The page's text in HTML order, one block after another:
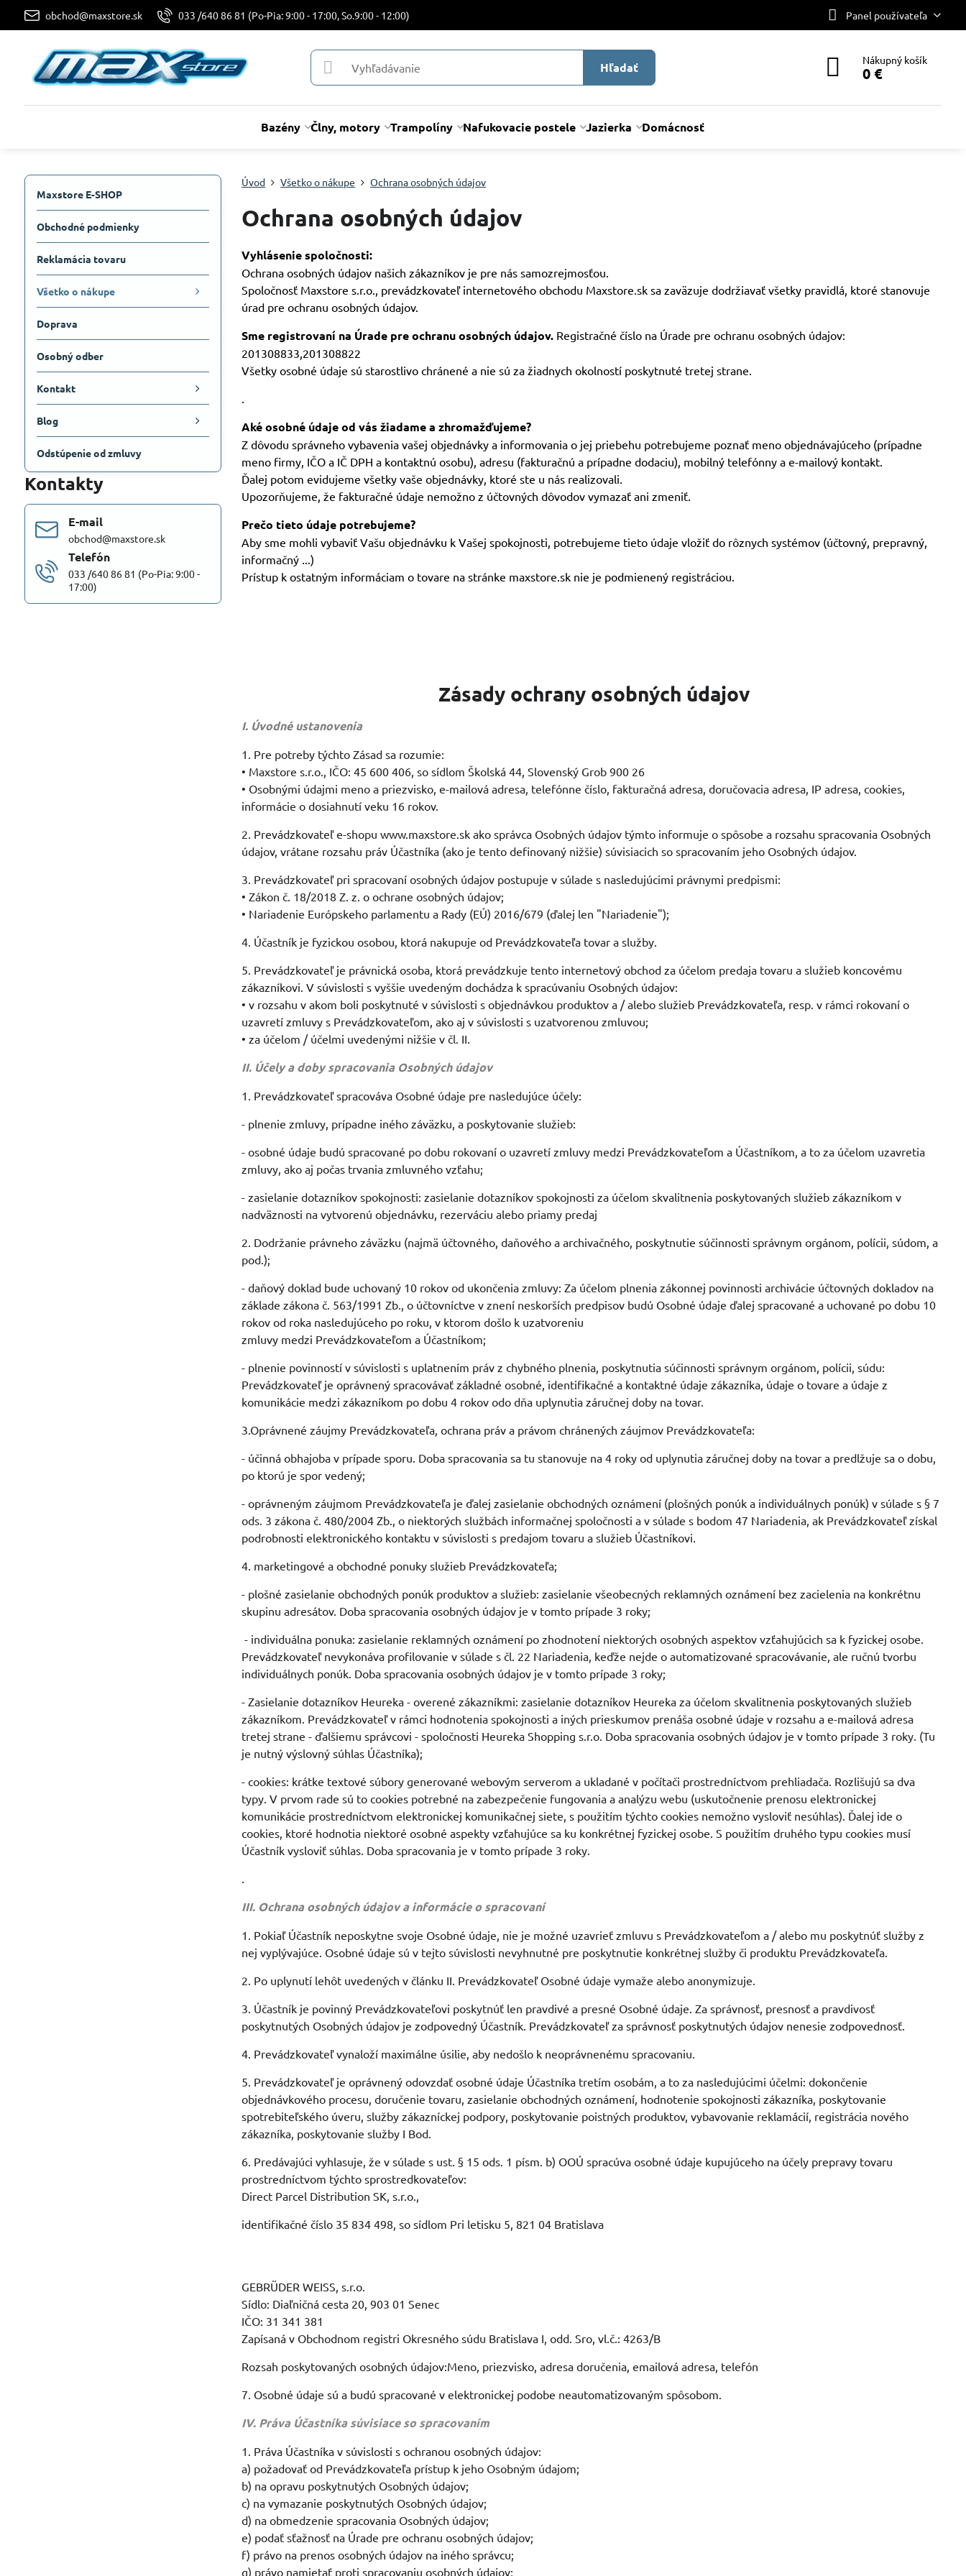
obchod@maxstore.sk 033 /640 86 81 (Po-Pia: 9:00 - 17:00, So.9:00 - 12:00) Panel používateľa
Hľadať Nákupný košík
0 €
Bazény Člny, motory Trampolíny Nafukovacie postele Jazierka Domácnosť
Úvod Všetko o nákupe Ochrana osobných údajov
Ochrana osobných údajov
Vyhlásenie spoločnosti:
Ochrana osobných údajov našich zákazníkov je pre nás samozrejmosťou.
Spoločnosť Maxstore s.r.o., prevádzkovateľ internetového obchodu Maxstore.sk sa zaväzuje dodržiavať všetky pravidlá, ktoré stanovuje
úrad pre ochranu osobných údajov.
Sme registrovaní na Úrade pre ochranu osobných údajov. Registračné číslo na Úrade pre ochranu osobných údajov:
201308833,201308822
Všetky osobné údaje sú starostlivo chránené a nie sú za žiadnych okolností poskytnuté tretej strane.
.
Aké osobné údaje od vás žiadame a zhromažďujeme?
Z dôvodu správneho vybavenia vašej objednávky a informovania o jej priebehu potrebujeme poznať meno objednávajúceho (prípadne
meno firmy, IČO a IČ DPH a kontaktnú osobu), adresu (fakturačnú a prípadne dodaciu), mobilný telefónny a e-mailový kontakt.
Ďalej potom evidujeme všetky vaše objednávky, ktoré ste u nás realizovali.
Upozorňujeme, že fakturačné údaje nemožno z účtovných dôvodov vymazať ani zmeniť.
Prečo tieto údaje potrebujeme?
Aby sme mohli vybaviť Vašu objednávku k Vašej spokojnosti, potrebujeme tieto údaje vložiť do rôznych systémov (účtovný, prepravný,
informačný ...)
Prístup k ostatným informáciam o tovare na stránke maxstore.sk nie je podmienený registráciou.
Zásady ochrany osobných údajov
I. Úvodné ustanovenia
1. Pre potreby týchto Zásad sa rozumie:
• Maxstore s.r.o., IČO: 45 600 406, so sídlom Školská 44, Slovenský Grob 900 26
• Osobnými údajmi meno a priezvisko, e-mailová adresa, telefónne číslo, fakturačná adresa, doručovacia adresa, IP adresa, cookies,
informácie o dosiahnutí veku 16 rokov.
2. Prevádzkovateľ e-shopu www.maxstore.sk ako správca Osobných údajov týmto informuje o spôsobe a rozsahu spracovania Osobných
údajov, vrátane rozsahu práv Účastníka (ako je tento definovaný nižšie) súvisiacich so spracovaním jeho Osobných údajov.
3. Prevádzkovateľ pri spracovaní osobných údajov postupuje v súlade s nasledujúcimi právnymi predpismi:
• Zákon č. 18/2018 Z. z. o ochrane osobných údajov;
• Nariadenie Európskeho parlamentu a Rady (EÚ) 2016/679 (ďalej len "Nariadenie");
4. Účastník je fyzickou osobou, ktorá nakupuje od Prevádzkovateľa tovar a služby.
5. Prevádzkovateľ je právnická osoba, ktorá prevádzkuje tento internetový obchod za účelom predaja tovaru a služieb koncovému
zákazníkovi. V súvislosti s vyššie uvedeným dochádza k spracúvaniu Osobných údajov:
• v rozsahu v akom boli poskytnuté v súvislosti s objednávkou produktov a / alebo služieb Prevádzkovateľa, resp. v rámci rokovaní o
uzavretí zmluvy s Prevádzkovateľom, ako aj v súvislosti s uzatvorenou zmluvou;
• za účelom / účelmi uvedenými nižšie v čl. II.
II. Účely a doby spracovania Osobných údajov
1. Prevádzkovateľ spracováva Osobné údaje pre nasledujúce účely:
- plnenie zmluvy, prípadne iného záväzku, a poskytovanie služieb:
- osobné údaje budú spracované po dobu rokovaní o uzavretí zmluvy medzi Prevádzkovateľom a Účastníkom, a to za účelom uzavretia
zmluvy, ako aj počas trvania zmluvného vzťahu;
- zasielanie dotazníkov spokojnosti: zasielanie dotazníkov spokojnosti za účelom skvalitnenia poskytovaných služieb zákazníkom v
nadväznosti na vytvorenú objednávku, rezerváciu alebo priamy predaj
2. Dodržanie právneho záväzku (najmä účtovného, daňového a archivačného, poskytnutie súčinnosti správnym orgánom, polícii, súdom, a
pod.);
- daňový doklad bude uchovaný 10 rokov od ukončenia zmluvy: Za účelom plnenia zákonnej povinnosti archivácie účtovných dokladov na
základe zákona č. 563/1991 Zb., o účtovníctve v znení neskorších predpisov budú Osobné údaje ďalej spracované a uchované po dobu 10
rokov od roka nasledujúceho po roku, v ktorom došlo k uzatvoreniu
zmluvy medzi Prevádzkovateľom a Účastníkom;
- plnenie povinností v súvislosti s uplatnením práv z chybného plnenia, poskytnutia súčinnosti správnym orgánom, polícii, súdu:
Prevádzkovateľ je oprávnený spracovávať základné osobné, identifikačné a kontaktné údaje zákazníka, údaje o tovare a údaje z
komunikácie medzi zákazníkom po dobu 4 rokov odo dňa uplynutia záručnej doby na tovar.
3.Oprávnené záujmy Prevádzkovateľa, ochrana práv a právom chránených záujmov Prevádzkovateľa:
- účinná obhajoba v prípade sporu. Doba spracovania sa tu stanovuje na 4 roky od uplynutia záručnej doby na tovar a predlžuje sa o dobu,
po ktorú je spor vedený;
- oprávneným záujmom Prevádzkovateľa je ďalej zasielanie obchodných oznámení (plošných ponúk a individuálnych ponúk) v súlade s § 7
ods. 3 zákona č. 480/2004 Zb., o niektorých službách informačnej spoločnosti a v súlade s bodom 47 Nariadenia, ak Prevádzkovateľ získal
podrobnosti elektronického kontaktu v súvislosti s predajom tovaru a služieb Účastníkovi.
4. marketingové a obchodné ponuky služieb Prevádzkovateľa;
- plošné zasielanie obchodných ponúk produktov a služieb: zasielanie všeobecných reklamných oznámení bez zacielenia na konkrétnu
skupinu adresátov. Doba spracovania osobných údajov je v tomto prípade 3 roky;
- individuálna ponuka: zasielanie reklamných oznámení po zhodnotení niektorých osobných aspektov vzťahujúcich sa k fyzickej osobe.
Prevádzkovateľ nevykonáva profilovanie v súlade s čl. 22 Nariadenia, keďže nejde o automatizované spracovávanie, ale ručnú tvorbu
individuálnych ponúk. Doba spracovania osobných údajov je v tomto prípade 3 roky;
- Zasielanie dotazníkov Heureka - overené zákazníkmi: zasielanie dotazníkov Heureka za účelom skvalitnenia poskytovaných služieb
zákazníkom. Prevádzkovateľ v rámci hodnotenia spokojnosti a iných prieskumov prenáša osobné údaje v rozsahu a e-mailová adresa
tretej strane - ďalšiemu správcovi - spoločnosti Heureka Shopping s.r.o. Doba spracovania osobných údajov je v tomto prípade 3 roky. (Tu
je nutný výslovný súhlas Účastníka);
- cookies: krátke textové súbory generované webovým serverom a ukladané v počítači prostredníctvom prehliadača. Rozlišujú sa dva
typy. V prvom rade sú to cookies potrebné na zabezpečenie fungovania a analýzu webu (uskutočnenie prenosu elektronickej
komunikácie prostredníctvom elektronickej komunikačnej siete, s použitím týchto cookies nemožno vysloviť nesúhlas). Ďalej ide o
cookies, ktoré hodnotia niektoré osobné aspekty vzťahujúce sa ku konkrétnej fyzickej osobe. S použitím druhého typu cookies musí
Účastník vysloviť súhlas. Doba spracovania je v tomto prípade 3 roky.
.
III. Ochrana osobných údajov a informácie o spracovaní
1. Pokiaľ Účastník neposkytne svoje Osobné údaje, nie je možné uzavrieť zmluvu s Prevádzkovateľom a / alebo mu poskytnúť služby z
nej vyplývajúce. Osobné údaje sú v tejto súvislosti nevyhnutné pre poskytnutie konkrétnej služby či produktu Prevádzkovateľa.
2. Po uplynutí lehôt uvedených v článku II. Prevádzkovateľ Osobné údaje vymaže alebo anonymizuje.
3. Účastník je povinný Prevádzkovateľovi poskytnúť len pravdivé a presné Osobné údaje. Za správnosť, presnosť a pravdivosť
poskytnutých Osobných údajov je zodpovedný Účastník. Prevádzkovateľ za správnosť poskytnutých údajov nenesie zodpovednosť.
4. Prevádzkovateľ vynaloží maximálne úsilie, aby nedošlo k neoprávnenému spracovaniu.
5. Prevádzkovateľ je oprávnený odovzdať osobné údaje Účastníka tretím osobám, a to za nasledujúcimi účelmi: dokončenie
objednávkového procesu, doručenie tovaru, zasielanie obchodných oznámení, hodnotenie spokojnosti zákazníka, poskytovanie
spotrebiteľského úveru, služby zákazníckej podpory, poskytovanie poistných produktov, vybavovanie reklamácií, registrácia nového
zákazníka, poskytovanie služby I Bod.
6. Predávajúci vyhlasuje, že v súlade s ust. § 15 ods. 1 písm. b) OOÚ spracúva osobné údaje kupujúceho na účely prepravy tovaru
prostredníctvom týchto sprostredkovateľov:
Direct Parcel Distribution SK, s.r.o.,
identifikačné číslo 35 834 498, so sídlom Pri letisku 5, 821 04 Bratislava
GEBRÜDER WEISS, s.r.o.
Sídlo: Diaľničná cesta 20, 903 01 Senec
IČO: 31 341 381
Zapísaná v Obchodnom registri Okresného súdu Bratislava I, odd. Sro, vl.č.: 4263/B
Rozsah poskytovaných osobných údajov:Meno, priezvisko, adresa doručenia, emailová adresa, telefón
7. Osobné údaje sú a budú spracované v elektronickej podobe neautomatizovaným spôsobom.
IV. Práva Účastníka súvisiace so spracovaním
1. Práva Účastníka v súvislosti s ochranou osobných údajov:
a) požadovať od Prevádzkovateľa prístup k jeho Osobným údajom;
b) na opravu poskytnutých Osobných údajov;
c) na vymazanie poskytnutých Osobných údajov;
d) na obmedzenie spracovania Osobných údajov;
e) podať sťažnosť na Úrade pre ochranu osobných údajov;
f) právo na prenos osobných údajov na iného správcu;
g) právo namietať proti spracovaniu osobných údajov;
Maxstore E-SHOP
Obchodné podmienky
Reklamácia tovaru
Všetko o nákupe
Doprava
Osobný odber
Kontakt
Blog
Odstúpenie od zmluvy
Kontakty
E-mail
obchod@maxstore.sk
Telefón
033 /640 86 81 (Po-Pia: 9:00 -
17:00)